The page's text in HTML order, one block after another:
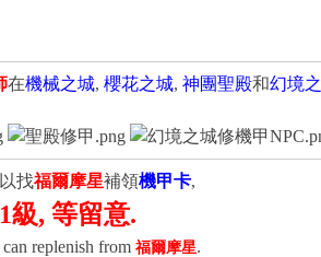
在機械之城, 櫻花之城, 神團聖殿和幻境
找福爾摩星補領機甲卡,
級, 等留意.
replenish from 福爾摩星.